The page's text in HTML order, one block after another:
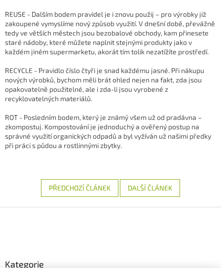
REUSE - Dalším bodem pravidel je i znovu použij – pro výrobky již
zakoupené vymyslíme nový způsob využití. V dnešní době, převážně
tedy ve větších městech jsou bezobalové obchody, kam přinesete
staré nádoby, které můžete naplnit stejnými produkty jako v
každém jiném supermarketu, akorát tím tolik nezatížíte prostředí.
RECYCLE - Pravidlo číslo čtyři je snad každému jasné. Při nákupu
nových výrobků, bychom měli brát ohled nejen na fakt, zda jsou
opakovatelně použitelné, ale i zda-li jsou vyrobené z
recyklovatelných materiálů.
ROT - Posledním bodem, který je známý všem už od pradávna –
zkompostuj. Kompostování je jednoduchý a ověřený postup na
správné využití organických odpadů a byl vyžíván už našimi předky
při práci s půdou a rostlinnými zbytky.
PŘEDCHOZÍ ČLÁNEK DALŠÍ ČLÁNEK
Kategorie